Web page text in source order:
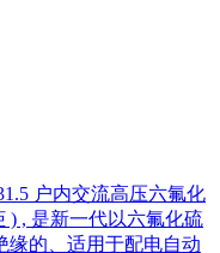
户内交流高压六氟化
) , 是新一代以六氟化硫
缘的、适用于配电自动